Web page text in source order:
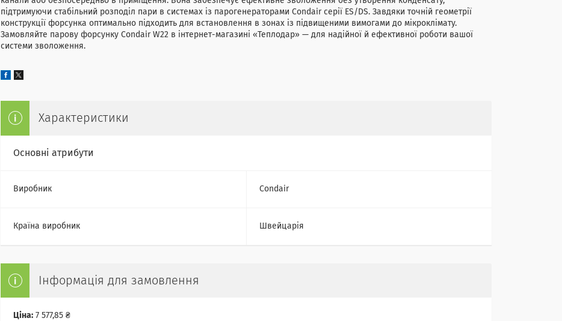
підтримуючи стабільний розподіл пари в системах із парогенераторами Condair серії ES/DS. Завдяки точній геометрії
конструкції форсунка оптимально підходить для встановлення в зонах із підвищеними вимогами до мікроклімату.
Замовляйте парову форсунку Condair W22 в інтернет-магазині «Теплодар» — для надійної й ефективної роботи вашої
системи зволоження.
Характеристики
Основні атрибути
Виробник Condair
Країна виробник Швейцарія
Інформація для замовлення
Ціна: 7 577,85 ₴